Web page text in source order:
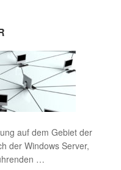
auf dem Gebiet der
der Windows Server,
…